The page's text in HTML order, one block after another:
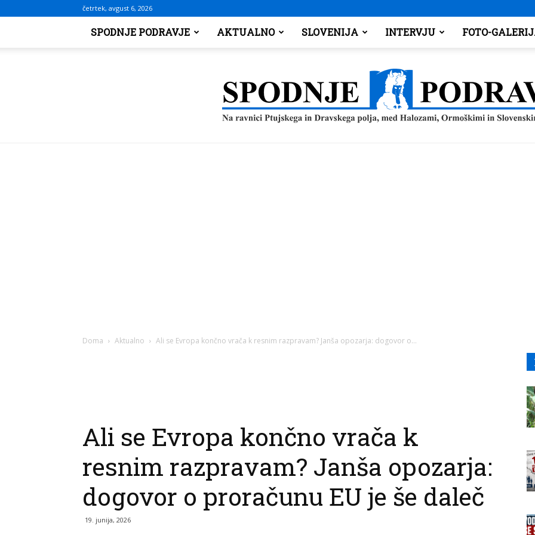
četrtek, avgust 6, 2026
SPODNJE PODRAVJE AKTUALNO SLOVENIJA INTERVJU FOTO-
Doma Aktualno Ali se Evropa končno vrača k resnim razpravam? Janša opozarja: dogovor o...
Ali se Evropa končno vrača k
resnim razpravam? Janša opozarja:
dogovor o proračunu EU je še daleč
19. junija, 2026